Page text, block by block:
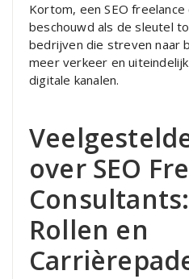
Kortom, een SEO
beschouwd als de sleutel
bedrijven die streven naar
meer verkeer en
digitale kanalen.
over SEO
Rollen en